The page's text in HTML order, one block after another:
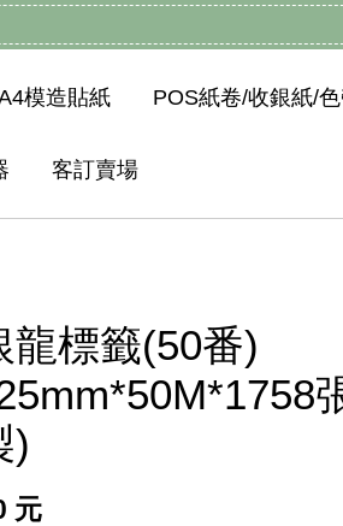
模造貼紙 POS紙卷/收銀紙/
客訂賣場
龍標籤(50番)
)
元